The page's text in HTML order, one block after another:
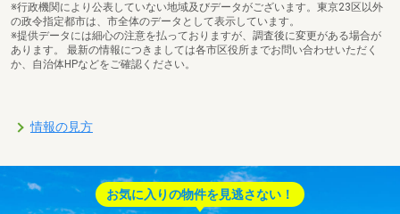
※行政機関により公表していない地域及びデータがございます。東京23区以外
の政令指定都市は、市全体のデータとして表示しています。
※提供データには細心の注意を払っておりますが、調査後に変更がある場合が
あります。 最新の情報につきましては各市区役所までお問い合わせいただく
か、自治体HPなどをご確認ください。
情報の見方
お気に入りの物件を見逃さない！